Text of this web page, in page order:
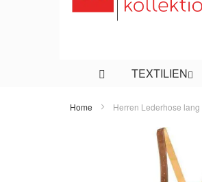
TEXTILIEN
Home Herren Lederhose